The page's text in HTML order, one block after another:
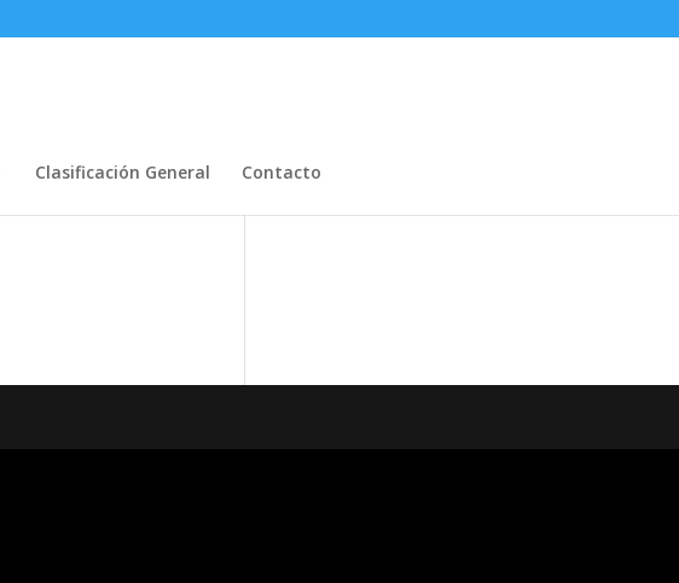
Clasificación General Contacto